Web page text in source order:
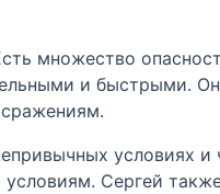
множество
и быстрыми.
условиях и
Сергей